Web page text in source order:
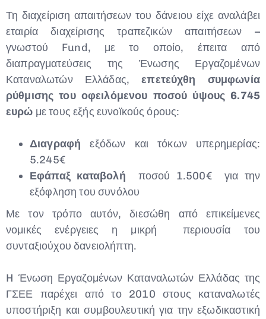
Τη διαχείριση απαιτήσεων του δάνειου είχε αναλάβει
εταιρία διαχείρισης τραπεζικών απαιτήσεων –
γνωστού Fund, με το οποίο, έπειτα από
διαπραγματεύσεις της Ένωσης Εργαζομένων
Καταναλωτών Ελλάδας,επετεύχθη συμφωνία
ρύθμισης του οφειλόμενου ποσού ύψους 6.745
ευρώ με τους εξής ευνοϊκούς όρους:
Διαγραφή εξόδων και τόκων υπερημερίας:
5.245€
Εφάπαξ καταβολή ποσού 1.500€ για την
εξόφληση του συνόλου
Με τον τρόπο αυτόν, διεσώθη από επικείμενες
νομικές ενέργειες η μικρή περιουσία του
συνταξιούχου δανειολήπτη.
H Ένωση Εργαζομένων Καταναλωτών Ελλάδας της
ΓΣΕΕ παρέχει από το 2010 στους καταναλωτές
υποστήριξη και συμβουλευτική για την εξωδικαστική